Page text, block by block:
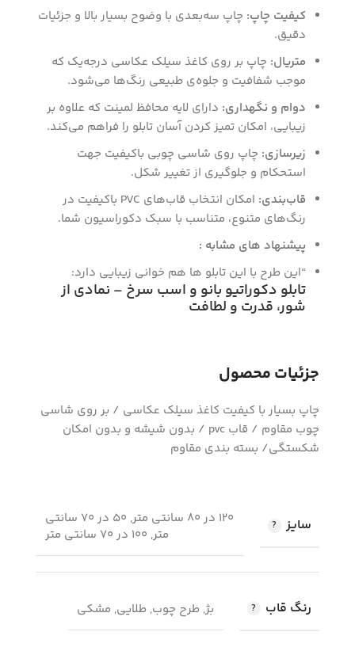
کیفیت چاپ: چاپ سه‌بعدی با وضوح بسیار بالا و جزئیات
دقیق.
متریال: چاپ بر روی کاغذ سیلک عکاسی درجه‌یک که
موجب شفافیت و جلوه‌ی طبیعی رنگ‌ها می‌شود.
دوام و نگهداری: دارای لایه محافظ لمینت که علاوه بر
زیبایی، امکان تمیز کردن آسان تابلو را فراهم می‌کند.
زیرسازی: چاپ روی شاسی چوبی باکیفیت جهت
استحکام و جلوگیری از تغییر شکل.
قاب‌بندی:
امکان انتخاب قاب‌های PVC با‌کیفیت در
رنگ‌های متنوع، متناسب با سبک دکوراسیون شما.
پیشنهاد های مشابه :
“این طرح با این تابلو ها هم خوانی زیبایی دارد:
تابلو دکوراتیو بانو و اسب سرخ – نمادی از
شور، قدرت و لطافت
جزئیات محصول
چاپ بسیار با کیفیت کاغذ سیلک عکاسی / بر روی شاسی
چوب مقاوم / قاب pvc / بدون شیشه و بدون امکان
شکستگی/ بسته بندی مقاوم
سایز
120 در 80 سانتی متر, 50 در 70 سانتی
متر, 100 در 70 سانتی متر
رنگ قاب بژ, طرح چوب, طلایی, مشکی